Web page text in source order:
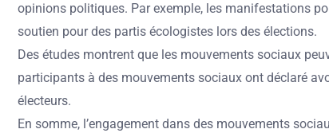
opinions politiques. Par exemple, les manifestations
soutien pour des partis écologistes lors des élections.
Des études montrent que les mouvements sociaux
participants à des mouvements sociaux ont déclaré
électeurs.
En somme, l’engagement dans des mouvements